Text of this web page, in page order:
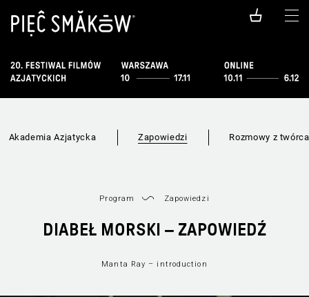
Akademia Azjatycka Zapowiedzi Rozmowy z
Program Zapowiedzi
DIABEŁ MORSKI – ZAPOWIEDŹ
Manta Ray – introduction